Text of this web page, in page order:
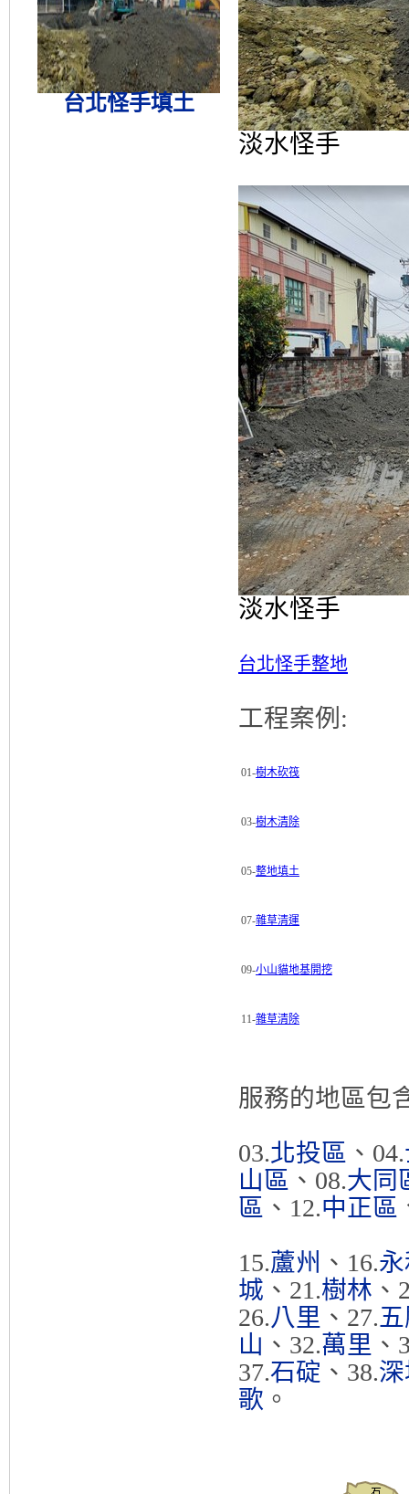
台北怪手填土
淡水怪手
淡水怪手
台北怪手整地
工程案例:
01-樹木砍筏
03-樹木清除
05-整地填土
07-雜草清運
09-小山貓地基開挖
11-雜草清除
服務的地區包
03.北投區 、04.
山區 、08.大同
區 、12.中正區
15.蘆州 、16.
城 、21.樹林 、
26.八里 、27.
山 、32.萬里 、
37.石碇 、38.
歌 。